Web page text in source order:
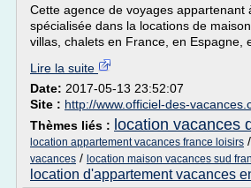
Cette agence de voyages appartenant
spécialisée dans la locations de
villas, chalets en France, en Espagne,
Lire la suite
Date: 2017-05-13 23:52:07
Site : http://www.officiel-des-
Thèmes liés : location vacances
location appartement vacances france loisirs /
vacances / location maison vacances sud
location d'appartement vacances